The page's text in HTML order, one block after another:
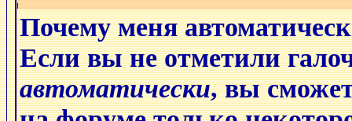
Почему меня
Если вы не отметили
автоматически, вы